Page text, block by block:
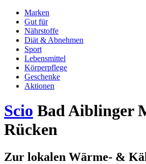
Marken
Gut für
Nährstoffe
Diät & Abnehmen
Sport
Lebensmittel
Körperpflege
Geschenke
Aktionen
Scio Bad Aiblinger
Rücken
Zur lokalen Wärme- &